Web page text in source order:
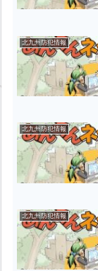
北九州防犯情報
北九州防犯情報
北九州防犯情報